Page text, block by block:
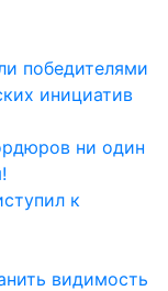
победителями
инициатив
ни один
к
видимость